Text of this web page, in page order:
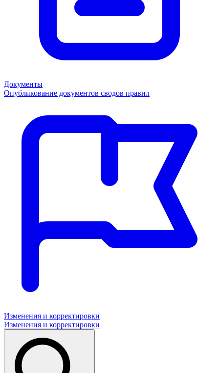
Документы
Опубликование документов сводов правил
Изменения и корректировки
Изменения и корректировки